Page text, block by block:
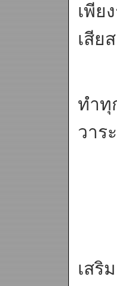
เพีย
เสีย
ออ
ทำทุ
วาร
เสริ